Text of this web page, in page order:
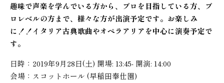
趣味で声楽を学んでいる方から、プロを目指している方、プ
ロレベルの方まで、様々な方が出演予定です。お楽しみ
に！！イタリア古典歌曲やオペラアリアを中心に演奏予定で
す。
日時：2019年9月28日(土) 開場: 13:45- 開演: 14:00
会場：スコットホール (早稲田奉仕園)